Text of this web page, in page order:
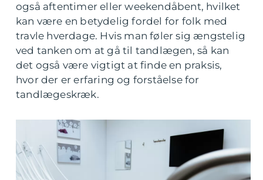
også aftentimer eller weekendåbent, hvilket
kan være en betydelig fordel for folk med
travle hverdage. Hvis man føler sig ængstelig
ved tanken om at gå til tandlægen, så kan
det også være vigtigt at finde en praksis,
hvor der er erfaring og forståelse for
tandlægeskræk.